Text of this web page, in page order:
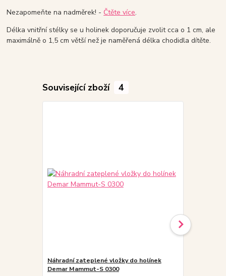
Nezapomeňte na nadměrek! - Čtěte více.
Délka vnitřní stélky se u holinek doporučuje zvolit cca o 1 cm, ale
maximálně o 1,5 cm větší než je naměřená délka chodidla dítěte.
Související zboží 4
Náhradní zateplené vložky do holínek
Demar Mammut-S 0300